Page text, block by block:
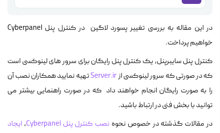
در این مقاله به بررسی تغییر پسورد لاگین در کنترل پنل Cyberpanel
خواهیم پرداخت.
کنترل پنل سایبرپنل، یک کنترل پنل رایگان برای سرور های لینوکسی است
که در صورتی که سرور لینوکسی ازServer.irتهیه نمایید همکاران نصب آن
را به صورت رایگان انجام خواهند داد که در صورت راهنمایی بیشتر می
توانید با بخش فنی در ارتباط باشید.
در مقالات گذشته در خصوص نحوه نصب کنترل پنل Cyberpanel ، ایجاد